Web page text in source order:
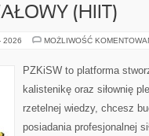
(HIIT)
2026 MOŻLIWOŚĆ
PZKiSW to platforma
kalistenikę oraz siłownię
rzetelnej wiedzy, chcesz
posiadania profesjonalnej